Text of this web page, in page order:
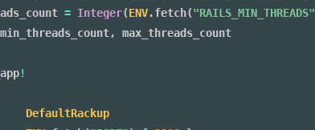
= Integer(ENV.fetch("RAILS_MIN_THREADS"
, max_threads_count
!
DefaultRackup